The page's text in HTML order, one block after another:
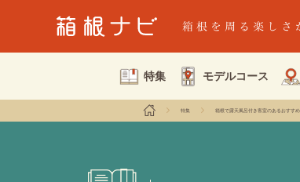
特集 モデルコース
特集 箱根で露天風呂付き客室のあるおすす